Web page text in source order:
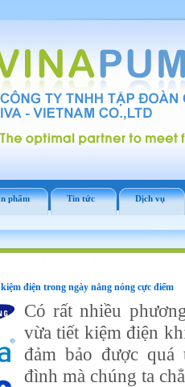
phẩm Tin tức Dịch vụ
điện trong ngày nắng nóng cực điểm
Có rất nhiều
vừa tiết kiệm điện
đảm bảo được
đình mà chúng ta